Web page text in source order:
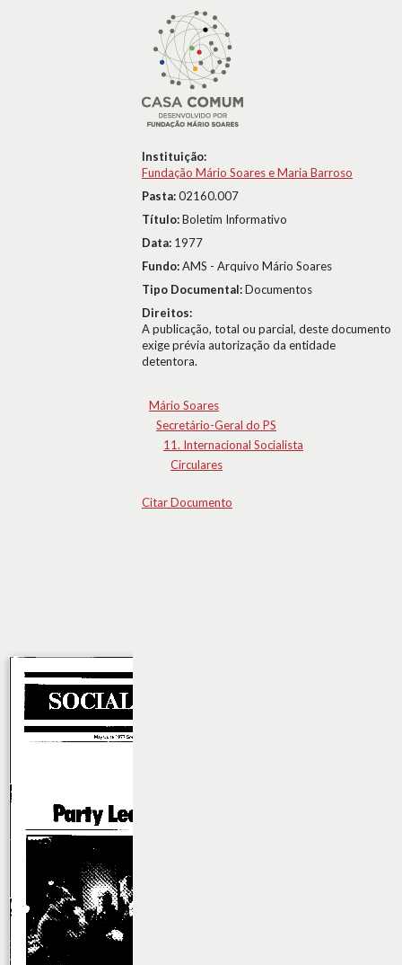
Instituição:
Fundação Mário Soares e Maria Barroso
Pasta:02160.007
Título:Boletim Informativo
Data: 1977
Fundo:AMS - Arquivo Mário Soares
Tipo Documental:Documentos
Direitos:
A publicação, total ou parcial, deste documento
exige prévia autorização da entidade
detentora.
Mário Soares
Secretário-Geral do PS
11. Internacional Socialista
Circulares
Citar Documento